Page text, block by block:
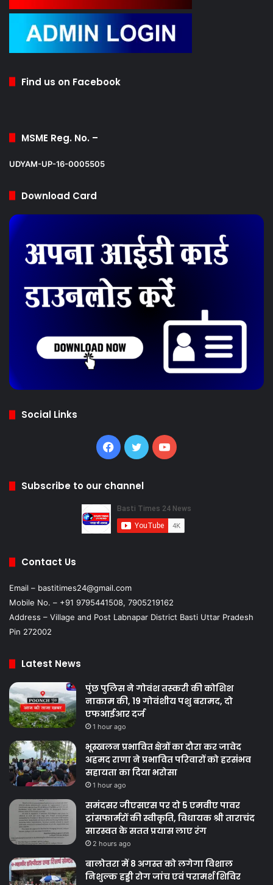
Find us on Facebook
MSME Reg. No. –
UDYAM-UP-16-0005505
Download Card
Social Links
Facebook
TwitterYouTube
Subscribe to our channel
Contact Us
Email – bastitimes24@gmail.com
Mobile No. – +91 9795441508, 7905219162
Address – Village and Post Labnapar District Basti Uttar Pradesh
Pin 272002
Latest News
पुंछ पुलिस ने गोवंश तस्करी की कोशिश
नाकाम की, 19 गोवंशीय पशु बरामद, दो
एफआईआर दर्ज
1 hour ago
भूस्खलन प्रभावित क्षेत्रों का दौरा कर जावेद
अहमद राणा ने प्रभावित परिवारों को हरसंभव
सहायता का दिया भरोसा
1 hour ago
समंदसर जीएसएस पर दो 5 एमवीए पावर
ट्रांसफार्मरों की स्वीकृति, विधायक श्री ताराचंद
सारस्वत के सतत प्रयास लाए रंग
2 hours ago
बालोतरा में 8 अगस्त को लगेगा विशाल
निशुल्क हड्डी रोग जांच एवं परामर्श शिविर